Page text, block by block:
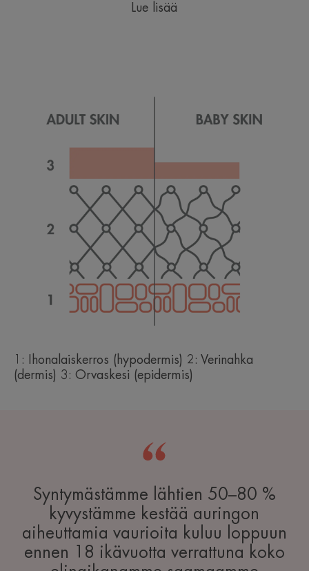
Lue lisää
1: Ihonalaiskerros (hypodermis) 2: Verinahka
(dermis) 3: Orvaskesi (epidermis)
Syntymästämme lähtien 50–80 %
kyvystämme kestää auringon
aiheuttamia vaurioita kuluu loppuun
ennen 18 ikävuotta verrattuna koko